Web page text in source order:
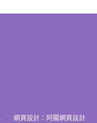
. 網頁設計： 阿腸網頁設計.